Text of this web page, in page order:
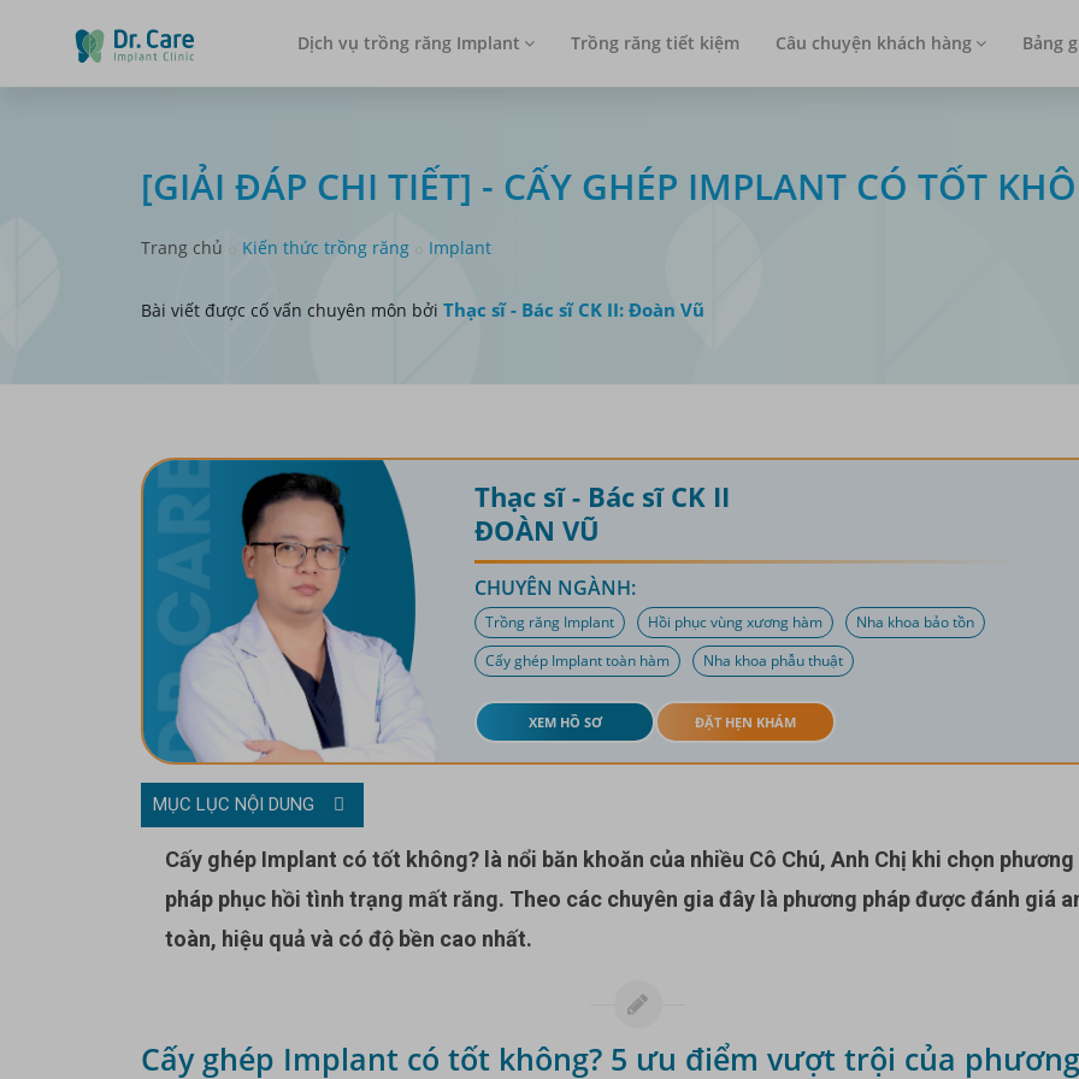
Dịch vụ trồng răng Implant Trồng răng tiết kiệm Câu chuyện khách hàng Bảng
[GIẢI ĐÁP CHI TIẾT] - CẤY GHÉP IMPLANT CÓ TỐT
Trang chủ Kiến thức trồng răng Implant
Bài viết được cố vấn chuyên môn bởi Thạc sĩ - Bác sĩ CK II: Đoàn Vũ
Thạc sĩ - Bác sĩ CK II
ĐOÀN VŨ
CHUYÊN NGÀNH:
Trồng răng Implant Hồi phục vùng xương hàm
Nha khoa bảo tồn
Cấy ghép Implant toàn hàm
Nha khoa phẫu thuật
XEM HỒ SƠ ĐẶT HẸN KHÁM
MỤC LỤC NỘI DUNG
Cấy ghép Implant có tốt không? là nổi băn khoăn của nhiều Cô Chú, Anh Chị khi chọn phương
pháp phục hồi tình trạng mất răng. Theo các chuyên gia đây là phương pháp được đánh giá
toàn, hiệu quả và có độ bền cao nhất.
Cấy ghép Implant có tốt không? 5 ưu điểm vượt trội của phương